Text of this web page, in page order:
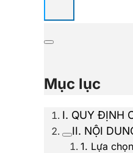
Mục lục
I. QUY ĐỊNH
II. NỘI
1. Lựa